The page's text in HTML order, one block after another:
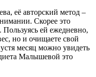
её авторский метод –
Скорее это
Пользуясь ей ежедневно,
но и очищаете свой
месяц можно увидеть
Малышевой это